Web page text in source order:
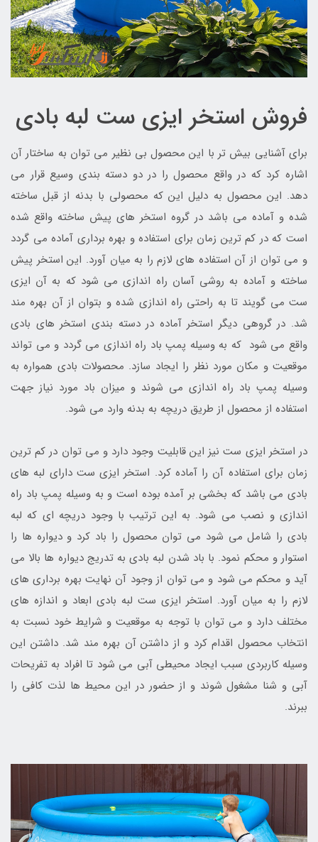
فروش استخر ایزی ست لبه بادی
برای آشنایی بیش تر با این محصول بی نظیر می توان به ساختار آن
اشاره کرد که در واقع محصول را در دو دسته بندی وسیع قرار می
دهد. این محصول به دلیل این که محصولی با بدنه از قبل ساخته
شده و آماده می باشد در گروه استخر های پیش ساخته واقع شده
است که در کم ترین زمان برای استفاده و بهره برداری آماده می گردد
و می توان از آن استفاده های لازم را به میان آورد. این استخر پیش
ساخته و آماده به روشی آسان راه اندازی می شود که به آن ایزی
ست می گویند تا به راحتی راه اندازی شده و بتوان از آن بهره مند
شد. در گروهی دیگر استخر آماده در دسته بندی استخر های بادی
واقع می شود که به وسیله پمپ باد راه اندازی می گردد و می تواند
موقعیت و مکان مورد نظر را ایجاد سازد. محصولات بادی همواره به
وسیله پمپ باد راه اندازی می شوند و میزان باد مورد نیاز جهت
استفاده از محصول از طریق دریچه به بدنه وارد می شود.
در استخر ایزی ست نیز این قابلیت وجود دارد و می توان در کم ترین
زمان برای استفاده آن را آماده کرد. استخر ایزی ست دارای لبه های
بادی می باشد که بخشی بر آمده بوده است و به وسیله پمپ باد راه
اندازی و نصب می شود. به این ترتیب با وجود دریچه ای که لبه
بادی را شامل می شود می توان محصول را باد کرد و دیواره ها را
استوار و محکم نمود. با باد شدن لبه بادی به تدریج دیواره ها بالا می
آید و محکم می شود و می توان از وجود آن نهایت بهره برداری های
لازم را به میان آورد. استخر ایزی ست لبه بادی ابعاد و اندازه های
مختلف دارد و می توان با توجه به موقعیت و شرایط خود نسبت به
انتخاب محصول اقدام کرد و از داشتن آن بهره مند شد. داشتن این
وسیله کاربردی سبب ایجاد محیطی آبی می شود تا افراد به تفریحات
آبی و شنا مشغول شوند و از حضور در این محیط ها لذت کافی را
ببرند.